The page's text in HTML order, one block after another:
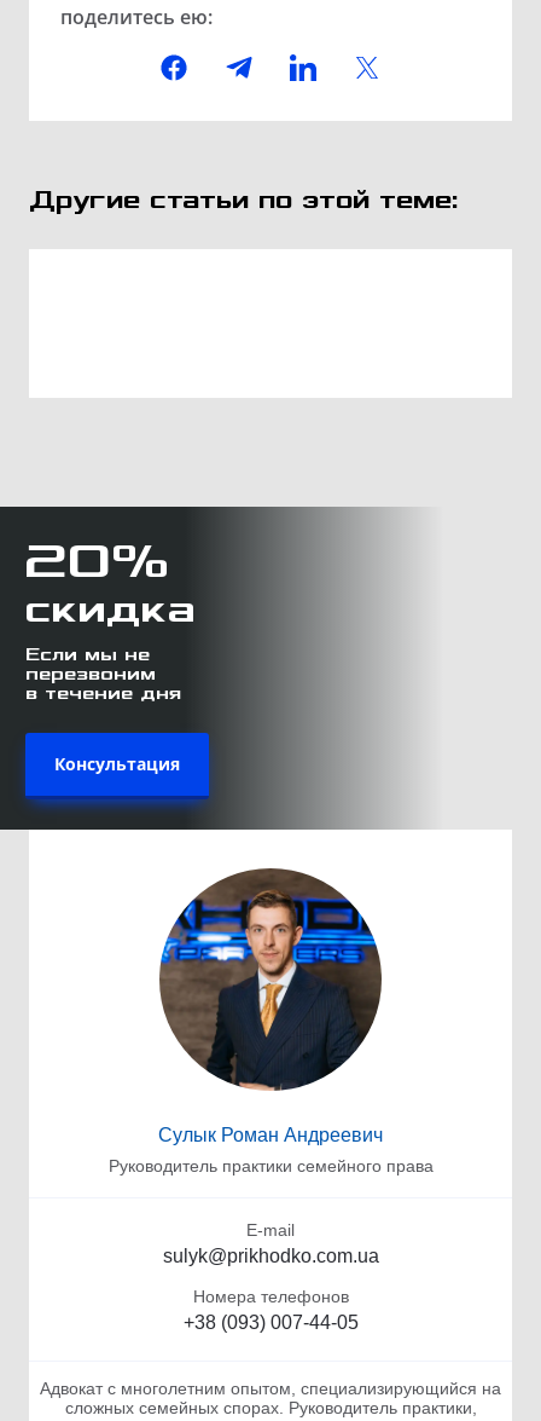
Сулык Роман Андреевич
Руководитель практики семейного права
E-mail
sulyk@prikhodko.com.ua
Номера телефонов
+38 (093) 007-44-05
Адвокат с многолетним опытом, специализирующийся на
сложных семейных спорах. Руководитель практики,
поделитесь ею:
Другие статьи по этой теме:
20%
скидка
Если мы не
перезвоним
в течение дня
Консультация